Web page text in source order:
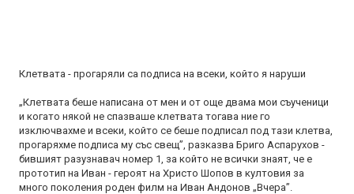
Клетвата - прогаряли са подписа на всеки, който я наруши
„Клетвата беше написана от мен и от още двама мои съученици
и когато някой не спазваше клетвата тогава ние го
изключвахме и всеки, който се беше подписал под тази клетва,
прогаряхме подписа му със свещ”, разказва Бриго Аспарухов -
бившият разузнавач номер 1, за който не всички знаят, че е
прототип на Иван - героят на Христо Шопов в култовия за
много поколения роден филм на Иван Андонов „Вчера”.